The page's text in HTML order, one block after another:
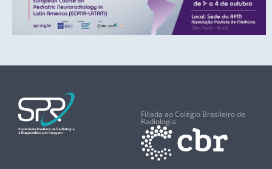
Filiada ao Colégio Brasileiro de
Radiologia